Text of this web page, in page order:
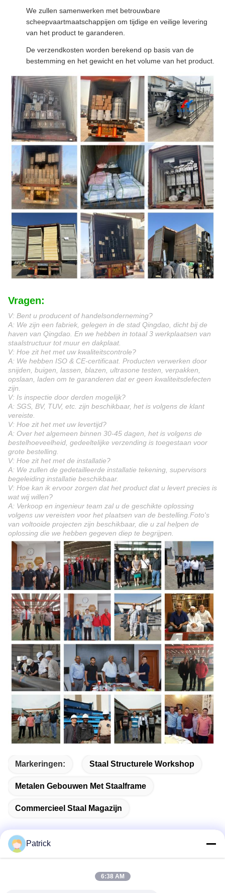
We zullen samenwerken met betrouwbare
scheepvaartmaatschappijen om tijdige en veilige levering
van het product te garanderen.
De verzendkosten worden berekend op basis van de
bestemming en het gewicht en het volume van het product.
Vragen:
V: Bent u producent of handelsonderneming?
A: We zijn een fabriek, gelegen in de stad Qingdao, dicht bij de
haven van Qingdao. En we hebben in totaal 3 werkplaatsen van
staalstructuur tot muur en dakplaat.
V: Hoe zit het met uw kwaliteitscontrole?
A: We hebben ISO & CE-certificaat. Producten verwerken door
snijden, buigen, lassen, blazen, ultrasone testen, verpakken,
opslaan, laden om te garanderen dat er geen kwaliteitsdefecten
zijn.
V: Is inspectie door derden mogelijk?
A: SGS, BV, TUV, etc. zijn beschikbaar, het is volgens de klant
vereiste.
V: Hoe zit het met uw levertijd?
A: Over het algemeen binnen 30-45 dagen, het is volgens de
bestelhoeveelheid, gedeeltelijke verzending is toegestaan voor
grote bestelling.
V: Hoe zit het met de installatie?
A: We zullen de gedetailleerde installatie tekening, supervisors
begeleiding installatie beschikbaar.
V: Hoe kan ik ervoor zorgen dat het product dat u levert precies is
wat wij willen?
A: Verkoop en ingenieur team zal u de geschikte oplossing
volgens uw vereisten voor het plaatsen van de bestelling.Foto's
van voltooide projecten zijn beschikbaar, die u zal helpen de
oplossing die we hebben gegeven diep te begrijpen.
Markeringen: Staal Structurele Workshop
Metalen Gebouwen Met Staalframe
Commercieel Staal Magazijn
Patrick
6:38 AM